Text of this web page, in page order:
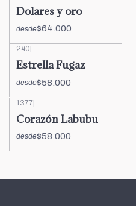
Dolares y oro
desde$64.000
240
Estrella Fugaz
desde$58.000
1377|
Corazón Labubu
desde$58.000